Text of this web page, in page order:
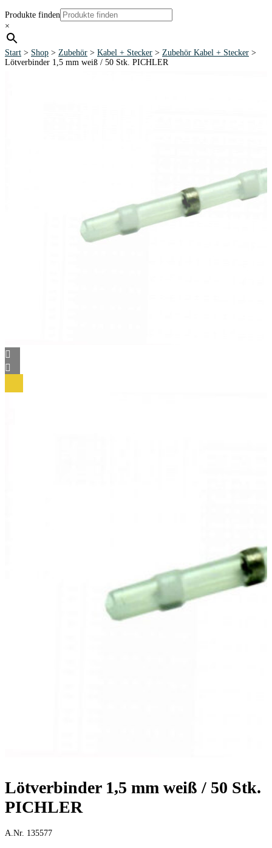
Produkte finden
×
Start > Shop > Zubehör > Kabel + Stecker > Zubehör Kabel + Stecker >
Lötverbinder 1,5 mm weiß / 50 Stk. PICHLER
Lötverbinder 1,5 mm weiß / 50 Stk.
PICHLER
A.Nr. 135577